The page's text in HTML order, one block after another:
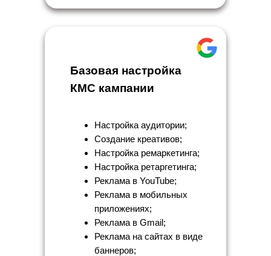
Базовая настройка
КМС кампании
Настройка аудитории;
Создание креативов;
Настройка ремаркетинга;
Настройка ретаргетинга;
Реклама в YouTube;
Реклама в мобильных
приложениях;
Реклама в Gmail;
Реклама на сайтах в виде
баннеров;